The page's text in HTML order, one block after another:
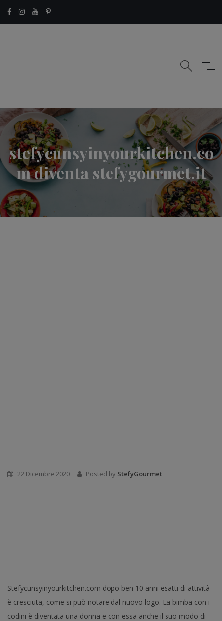
stefycunsyinyourkitchen.co
m diventa stefygourmet.it
22 Dicembre 2020 Posted by StefyGourmet
Stefycunsyinyourkitchen.com dopo ben 10 anni esatti di attività
è cresciuta, come si può notare dal nuovo logo. La bimba con i
codini è diventata una donna e con essa anche il suo modo di